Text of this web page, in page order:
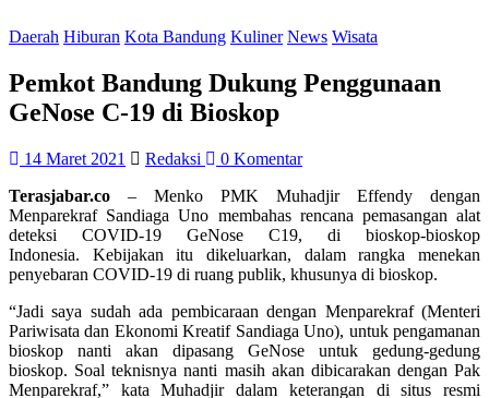
Daerah Hiburan Kota Bandung Kuliner News Wisata
Pemkot Bandung Dukung Penggunaan
GeNose C-19 di Bioskop
14 Maret 2021 Redaksi
0 Komentar
Terasjabar.co – Menko PMK Muhadjir Effendy dengan
Menparekraf Sandiaga Uno membahas rencana pemasangan alat
deteksi COVID-19 GeNose C19, di bioskop-bioskop
Indonesia. Kebijakan itu dikeluarkan, dalam rangka menekan
penyebaran COVID-19 di ruang publik, khusunya di bioskop.
“Jadi saya sudah ada pembicaraan dengan Menparekraf (Menteri
Pariwisata dan Ekonomi Kreatif Sandiaga Uno), untuk pengamanan
bioskop nanti akan dipasang GeNose untuk gedung-gedung
bioskop. Soal teknisnya nanti masih akan dibicarakan dengan Pak
Menparekraf,” kata Muhadjir dalam keterangan di situs resmi